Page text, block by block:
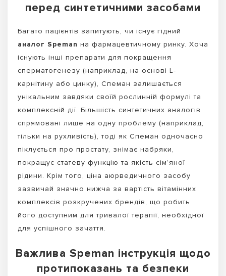
перед синтетичними засобами
Багато пацієнтів запитують, чи існує гідний
аналог Speman на фармацевтичному ринку. Хоча
існують інші препарати для покращення
сперматогенезу (наприклад, на основі L-
карнітину або цинку), Спеман залишається
унікальним завдяки своїй рослинній формулі та
комплексній дії. Більшість синтетичних аналогів
спрямовані лише на одну проблему (наприклад,
тільки на рухливість), тоді як Спеман одночасно
піклується про простату, знімає набряки,
покращує статеву функцію та якість сім’яної
рідини. Крім того, ціна аюрведичного засобу
зазвичай значно нижча за вартість вітамінних
комплексів розкручених брендів, що робить
його доступним для тривалої терапії, необхідної
для успішного зачаття.
Важлива Speman інструкція щодо
протипоказань та безпеки